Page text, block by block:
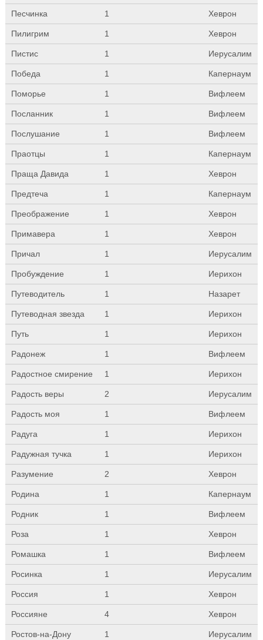
Песчинка 1 Хеврон
Пилигрим 1 Хеврон
Пистис 1 Иерусалим
Победа 1 Капернаум
Поморье 1 Вифлеем
Посланник 1 Вифлеем
Послушание 1 Вифлеем
Праотцы 1 Капернаум
Праща Давида 1 Хеврон
Предтеча 1 Капернаум
Преображение 1 Хеврон
Примавера 1 Хеврон
Причал 1 Иерусалим
Пробуждение 1 Иерихон
Путеводитель 1 Назарет
Путеводная звезда 1 Иерихон
Путь 1 Иерихон
Радонеж 1 Вифлеем
Радостное смирение 1 Иерихон
Радость веры 2 Иерусалим
Радость моя 1 Вифлеем
Радуга 1 Иерихон
Радужная тучка 1 Иерихон
Разумение 2 Хеврон
Родина 1 Капернаум
Родник 1 Вифлеем
Роза 1 Хеврон
Ромашка 1 Вифлеем
Росинка 1 Иерусалим
Россия 1 Хеврон
Россияне 4 Хеврон
Ростов-на-Дону 1 Иерусалим